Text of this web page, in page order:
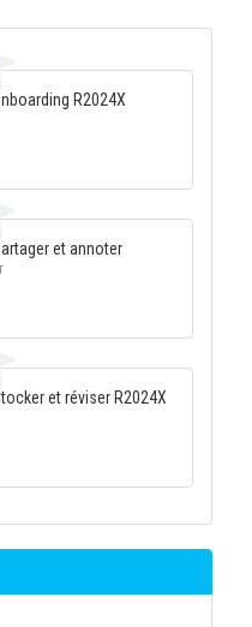
R2024X
et annoter
et réviser R2024X